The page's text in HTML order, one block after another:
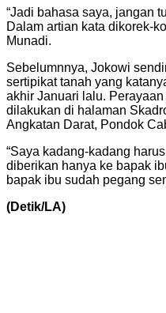
“Jadi bahasa saya, jangan
Dalam artian kata dikorek-
Munadi.
Sebelumnnya, Jokowi
sertipikat tanah yang
akhir Januari lalu.
dilakukan di halaman
Angkatan Darat, Pondok
“Saya kadang-kadang
diberikan hanya ke bapak
bapak ibu sudah pegang
(Detik/LA)